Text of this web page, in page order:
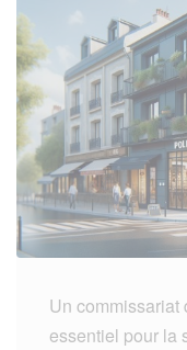
Un
essentiel pour la